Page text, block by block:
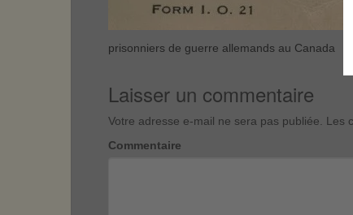
prisonniers de guerre allemands au Canada
Laisser un commentaire
Votre adresse e-mail ne sera pas publiée. Les
Commentaire